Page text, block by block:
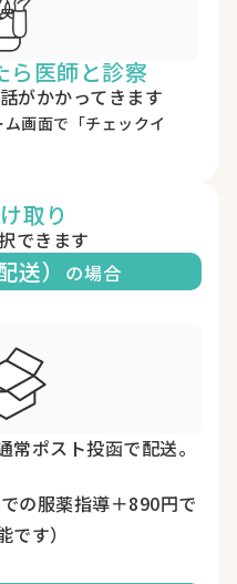
ら医師と診察
がかかってきます
画面で「チェックイ
取り
できます
送） の場合
ポスト投函で配送。
の服薬指導＋890円で
す）